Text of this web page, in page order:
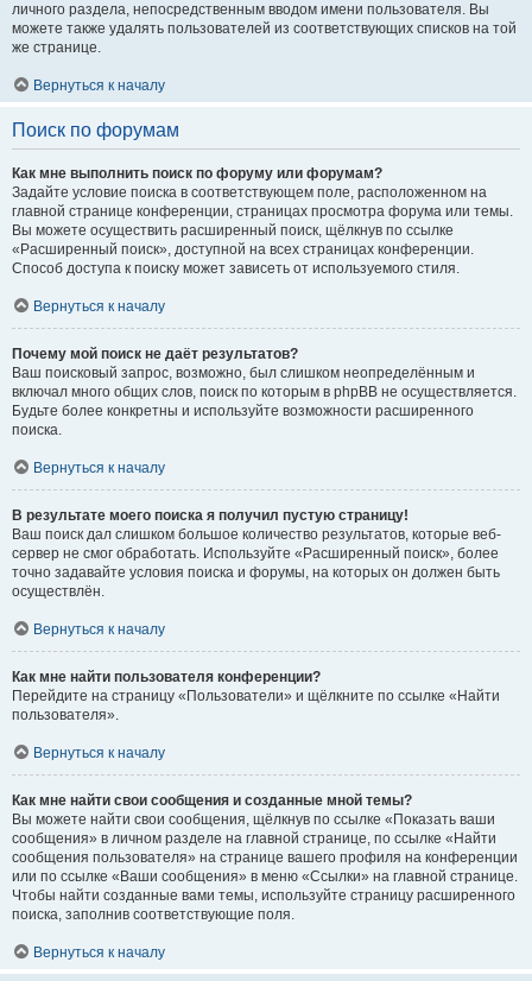
личного раздела, непосредственным вводом имени пользователя. Вы
можете также удалять пользователей из соответствующих списков на той
же странице.
Вернуться к началу
Поиск по форумам
Как мне выполнить поиск по форуму или форумам?
Задайте условие поиска в соответствующем поле, расположенном на
главной странице конференции, страницах просмотра форума или темы.
Вы можете осуществить расширенный поиск, щёлкнув по ссылке
«Расширенный поиск», доступной на всех страницах конференции.
Способ доступа к поиску может зависеть от используемого стиля.
Вернуться к началу
Почему мой поиск не даёт результатов?
Ваш поисковый запрос, возможно, был слишком неопределённым и
включал много общих слов, поиск по которым в phpBB не осуществляется.
Будьте более конкретны и используйте возможности расширенного
поиска.
Вернуться к началу
В результате моего поиска я получил пустую страницу!
Ваш поиск дал слишком большое количество результатов, которые веб-
сервер не смог обработать. Используйте «Расширенный поиск», более
точно задавайте условия поиска и форумы, на которых он должен быть
осуществлён.
Вернуться к началу
Как мне найти пользователя конференции?
Перейдите на страницу «Пользователи» и щёлкните по ссылке «Найти
пользователя».
Вернуться к началу
Как мне найти свои сообщения и созданные мной темы?
Вы можете найти свои сообщения, щёлкнув по ссылке «Показать ваши
сообщения» в личном разделе на главной странице, по ссылке «Найти
сообщения пользователя» на странице вашего профиля на конференции
или по ссылке «Ваши сообщения» в меню «Ссылки» на главной странице.
Чтобы найти созданные вами темы, используйте страницу расширенного
поиска, заполнив соответствующие поля.
Вернуться к началу